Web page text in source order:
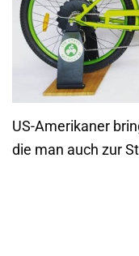
US-Amerikaner
die man auch zur